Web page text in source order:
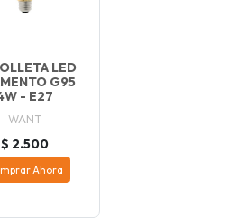
LED
G95
- E27
WANT
$ 2.500
Ahora